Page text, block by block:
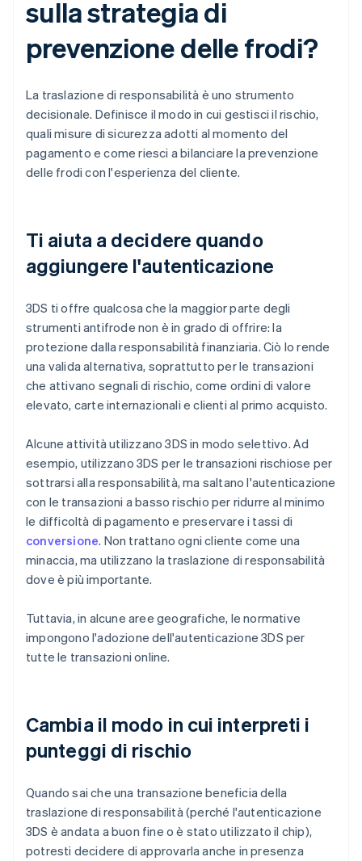
sulla strategia di
prevenzione delle frodi?
La traslazione di responsabilità è uno strumento
decisionale. Definisce il modo in cui gestisci il rischio,
quali misure di sicurezza adotti al momento del
pagamento e come riesci a bilanciare la prevenzione
delle frodi con l'esperienza del cliente.
Ti aiuta a decidere quando
aggiungere l'autenticazione
3DS ti offre qualcosa che la maggior parte degli
strumenti antifrode non è in grado di offrire: la
protezione dalla responsabilità finanziaria. Ciò lo rende
una valida alternativa, soprattutto per le transazioni
che attivano segnali di rischio, come ordini di valore
elevato, carte internazionali e clienti al primo acquisto.
Alcune attività utilizzano 3DS in modo selettivo. Ad
esempio, utilizzano 3DS per le transazioni rischiose per
sottrarsi alla responsabilità, ma saltano l'autenticazione
con le transazioni a basso rischio per ridurre al minimo
le difficoltà di pagamento e preservare i tassi di
conversione. Non trattano ogni cliente come una
minaccia, ma utilizzano la traslazione di responsabilità
dove è più importante.
Tuttavia, in alcune aree geografiche, le normative
impongono l'adozione dell'autenticazione 3DS per
tutte le transazioni online.
Cambia il modo in cui interpreti i
punteggi di rischio
Quando sai che una transazione beneficia della
traslazione di responsabilità (perché l'autenticazione
3DS è andata a buon fine o è stato utilizzato il chip),
potresti decidere di approvarla anche in presenza